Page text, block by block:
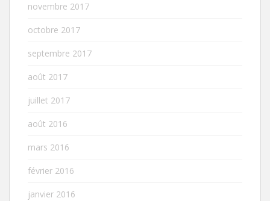
novembre 2017
octobre 2017
septembre 2017
août 2017
juillet 2017
août 2016
mars 2016
février 2016
janvier 2016